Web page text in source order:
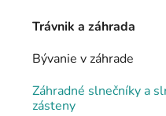
Trávnik a záhrada
Bývanie v záhrade
Záhradné slnečníky a
zásteny